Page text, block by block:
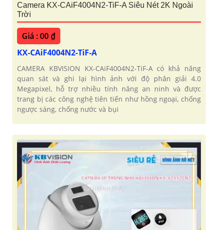
Camera KX-CAiF4004N2-TiF-A Siêu Nét 2K Ngoài
Trời
Giá : 00 ₫
KX-CAiF4004N2-TiF-A
CAMERA KBVISION KX-CAiF4004N2-TiF-A có khả năng
quan sát và ghi lại hình ảnh với độ phân giải 4.0
Megapixel, hỗ trợ nhiều tính năng an ninh và được
trang bị các công nghệ tiên tiến như hồng ngoại, chống
ngược sáng, chống nước và bụi